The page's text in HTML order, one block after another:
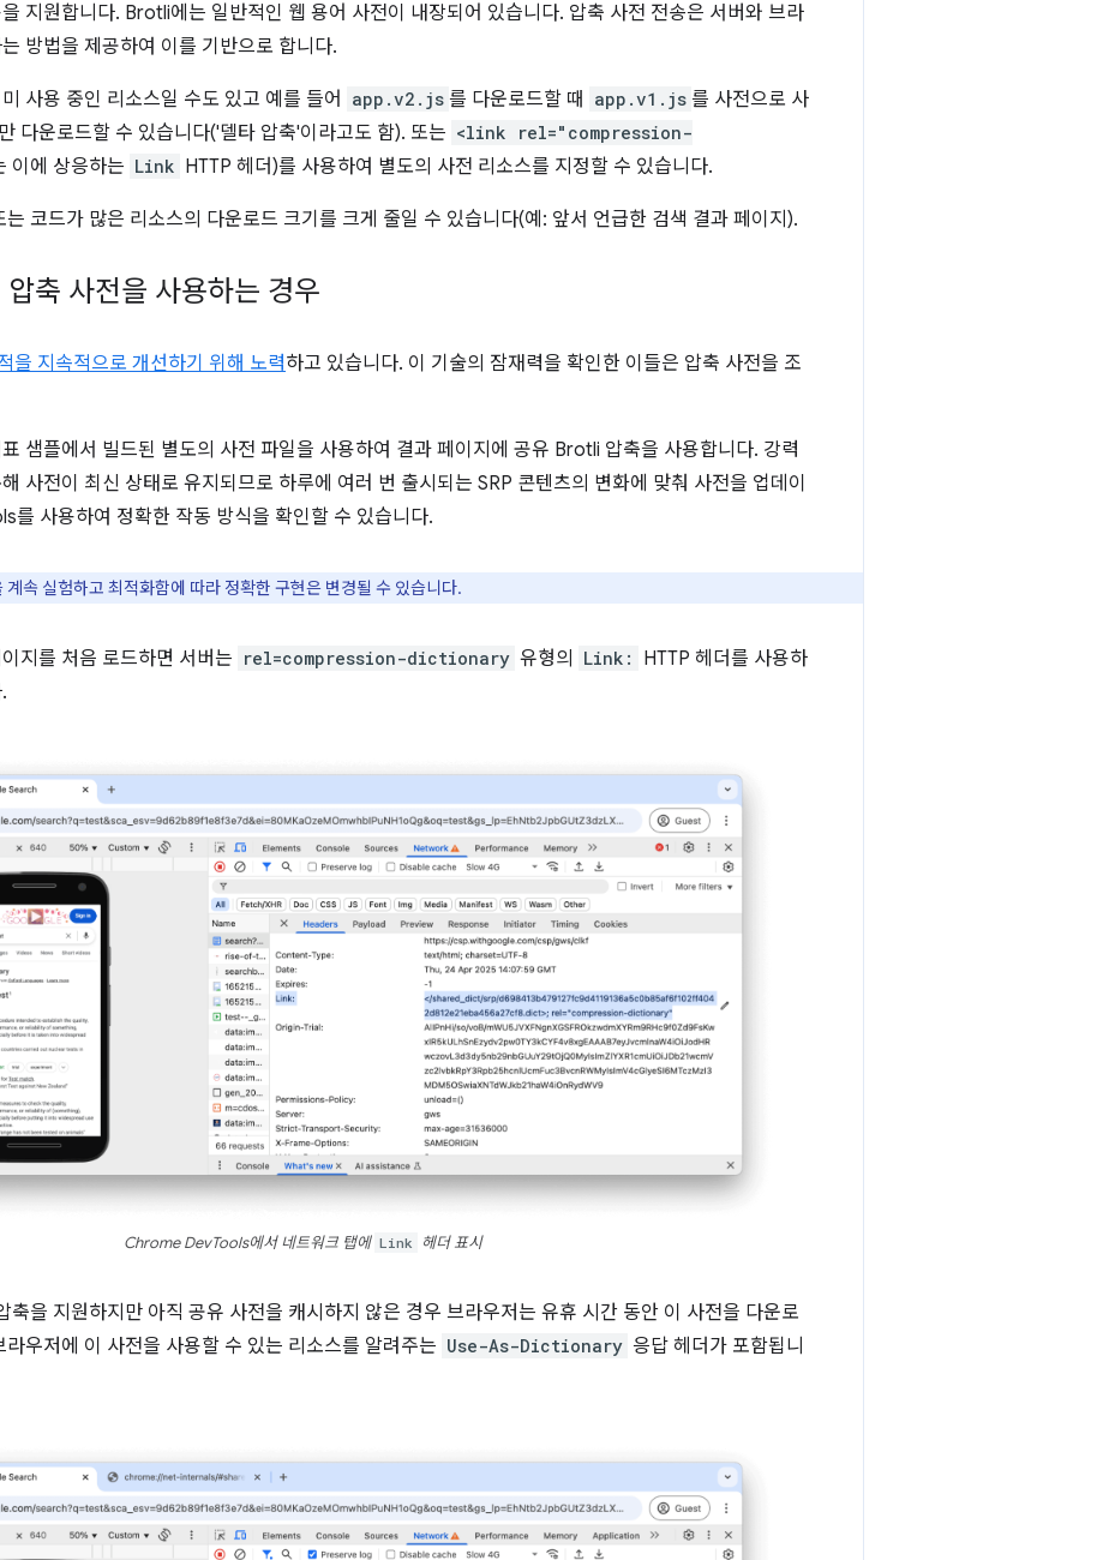
지원합니다. Brotli에는 일반적인 웹 용어 사전이 내장되어 있습니다. 압축 사전 전송은 서버와 브라
방법을 제공하여 이를 기반으로 합니다.
사용 중인 리소스일 수도 있고 예를 들어 app.v2.js 를 다운로드할 때 app.v1.js 를 사전으로 사
다운로드할 수 있습니다('델타 압축'이라고도 함). 또는 <link rel="compression-
이에 상응하는 Link HTTP 헤더)를 사용하여 별도의 사전 리소스를 지정할 수 있습니다.
코드가 많은 리소스의 다운로드 크기를 크게 줄일 수 있습니다(예: 앞서 언급한 검색 결과 페이지).
축 사전을 사용하는 경우
을 지속적으로 개선하기 위해 노력하고 있습니다. 이 기술의 잠재력을 확인한 이들은 압축 사전을 조
샘플에서 빌드된 별도의 사전 파일을 사용하여 결과 페이지에 공유 Brotli 압축을 사용합니다. 강력
사전이 최신 상태로 유지되므로 하루에 여러 번 출시되는 SRP 콘텐츠의 변화에 맞춰 사전을 업데이
를 사용하여 정확한 작동 방식을 확인할 수 있습니다.
속 실험하고 최적화함에 따라 정확한 구현은 변경될 수 있습니다.
지를 처음 로드하면 서버는 rel=compression-dictionary 유형의 Link:
HTTP 헤더를 사용하
Chrome DevTools에서 네트워크 탭에 Link 헤더 표시
을 지원하지만 아직 공유 사전을 캐시하지 않은 경우 브라우저는 유휴 시간 동안 이 사전을 다운로
우저에 이 사전을 사용할 수 있는 리소스를 알려주는 Use-As-Dictionary 응답 헤더가 포함됩니